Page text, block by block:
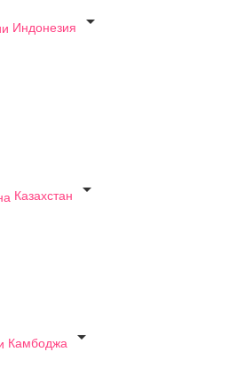
Индонезия

Казахстан

Камбоджа
